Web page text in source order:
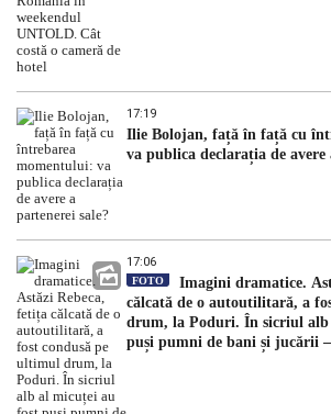
17:19
Ilie Bolojan, față în față cu
va publica declarația de avere
17:06
FOTO
Imagini dramatice.
călcată de o autoutilitară, a
drum, la Poduri. În sicriul
puși pumni de bani și jucării